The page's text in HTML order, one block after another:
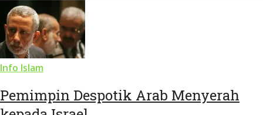
Info Islam
Pemimpin Despotik Arab Menyerah